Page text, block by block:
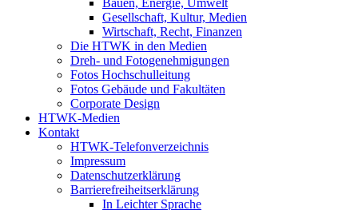
Bauen, Energie, Umwelt
Gesellschaft, Kultur, Medien
Wirtschaft, Recht, Finanzen
Die HTWK in den Medien
Dreh- und Fotogenehmigungen
Fotos Hochschulleitung
Fotos Gebäude und Fakultäten
Corporate Design
HTWK-Medien
Kontakt
HTWK-Telefonverzeichnis
Impressum
Datenschutzerklärung
Barrierefreiheitserklärung
In Leichter Sprache